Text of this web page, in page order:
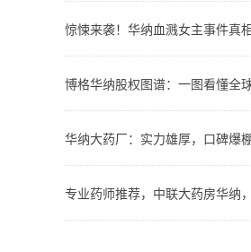
惊悚来袭！华纳血溅女主事件真
华纳大药厂：实力雄厚，口碑爆